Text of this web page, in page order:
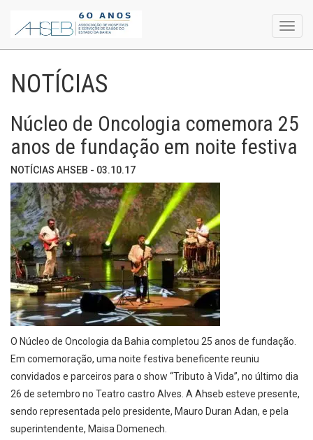
NOTÍCIAS
Núcleo de Oncologia comemora 25
anos de fundação em noite festiva
NOTÍCIAS AHSEB - 03.10.17
O Núcleo de Oncologia da Bahia completou 25 anos de fundação.
Em comemoração, uma noite festiva beneficente reuniu
convidados e parceiros para o show “Tributo à Vida”, no último dia
26 de setembro no Teatro castro Alves. A Ahseb esteve presente,
sendo representada pelo presidente, Mauro Duran Adan, e pela
superintendente, Maisa Domenech.